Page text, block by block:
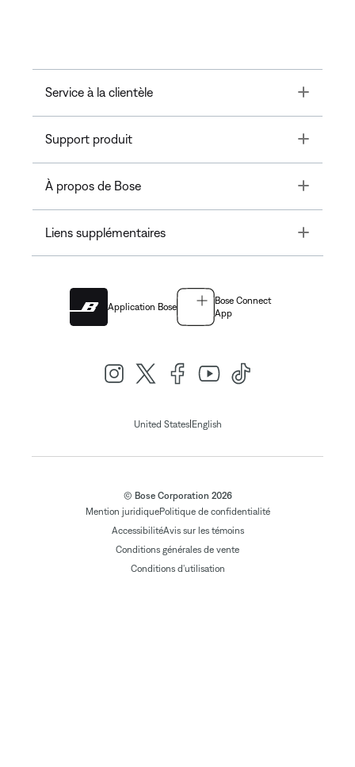
Service à la clientèle Toggle
Support produit Toggle
À propos de Bose Toggle
Liens supplémentaires Toggle
Application Bose
Bose Connect
App
United States| English
© Bose Corporation 2026
Mention juridiquePolitique de confidentialité
AccessibilitéAvis sur les témoins
Conditions générales de vente
Conditions d'utilisation